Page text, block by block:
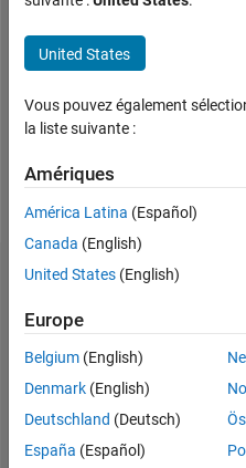
0
0
Follow
Recommandations
Please
login
endorse
this
person
United States
Vous pouvez également
la liste suivante :
Amériques
América Latina (Español)
Canada (English)
United States (English)
Europe
Belgium (English)
Denmark (English)
Deutschland (Deutsch)
España (Español)